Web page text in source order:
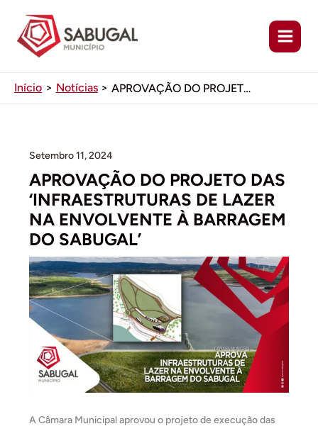
conteúdo
Início Notícias APROVAÇÃO DO PROJETO DAS ‘INFRAESTRUTURAS DE LAZER NA ENVOLVENTE À BARRAGEM DO SABUGAL’
Setembro 11, 2024
APROVAÇÃO DO PROJETO DAS
‘INFRAESTRUTURAS DE LAZER
NA ENVOLVENTE À BARRAGEM
DO SABUGAL’
A Câmara Municipal aprovou o projeto de execução das